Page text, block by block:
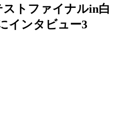
ストファイナルin白
インタビュー3